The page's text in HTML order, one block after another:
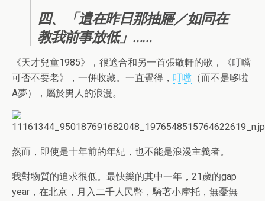
四、「遺在昨日那抽屜／如同在
教我前事放低」……
《天才兒童1985》，很適合和另一首張敬軒的歌，《叮噹
可否不要老》，一併收藏。一直覺得， 叮噹 （而不是哆啦
A夢），屬於男人的浪漫。
然而，即使是十年前的年紀，也不能是浪漫主義者。
我對物質的追求很低。最快樂的其中一年，21歲的gap
year，在北京，月入二千人民幣，騎著小摩托，無憂無